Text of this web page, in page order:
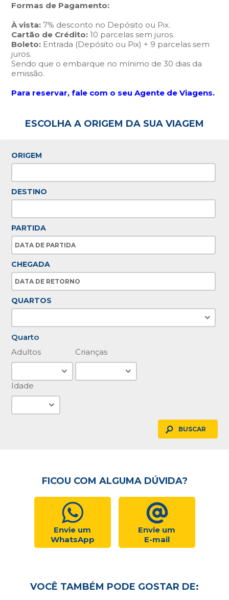
Formas de Pagamento:
À vista: 7% desconto no Depósito ou Pix.
Cartão de Crédito:10 parcelas sem juros.
Boleto: Entrada (Depósito ou Pix) + 9 parcelas sem
juros.
Sendo que o embarque no mínimo de 30 dias da
emissão.
Para reservar, fale com o seu Agente de Viagens.
ESCOLHA A ORIGEM DA SUA VIAGEM
ORIGEM
DESTINO
PARTIDA
CHEGADA
QUARTOS
Quarto
Adultos
Crianças
Idade
BUSCAR
FICOU COM ALGUMA DÚVIDA?
Envie um
WhatsApp
Envie um
E-mail
VOCÊ TAMBÉM PODE GOSTAR DE: